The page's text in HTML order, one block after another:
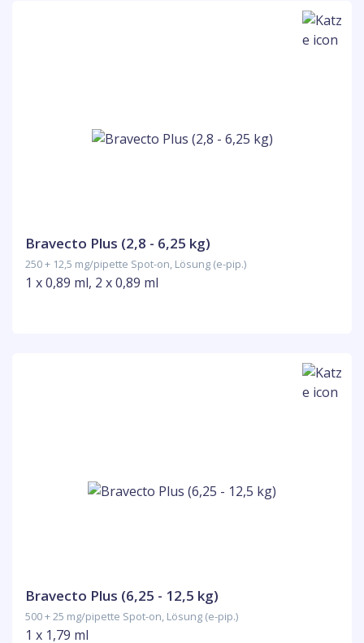
Bravecto Plus (2,8 - 6,25 kg)
250 + 12,5 mg/pipette Spot-on, Lösung (e-pip.)
1 x 0,89 ml, 2 x 0,89 ml
Bravecto Plus (6,25 - 12,5 kg)
500 + 25 mg/pipette Spot-on, Lösung (e-pip.)
1 x 1,79 ml